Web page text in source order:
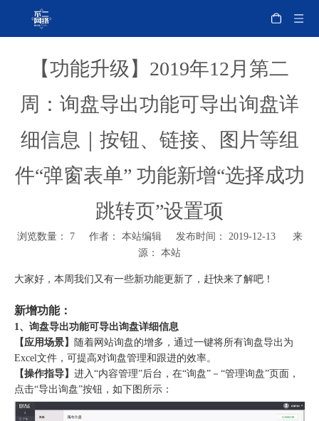
【功能升级】2019年12月第二
周：询盘导出功能可导出询盘详
细信息｜按钮、链接、图片等组
件“弹窗表单” 功能新增“选择成功
跳转页”设置项
浏览数量： 7作者： 本站编辑 发布时间： 2019-12-13 来
源： 本站
大家好，本周我们又有一些新功能更新了，赶快来了解吧！
新增功能：
1、询盘导出功能可导出询盘详细信息
【应用场景】
随着网站询盘的增多，通过一键将所有询盘导出为
Excel文件，可提高对询盘管理和跟进的效率。
【操作指导】 进入“内容管理”后台，在“询盘”－“管理询盘”页面，
点击“导出询盘”按钮，如下图所示：